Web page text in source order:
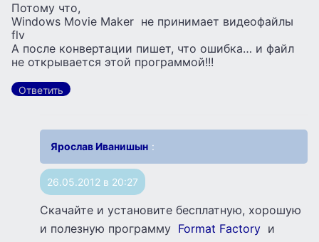
Потому что,
Windows Movie Maker не принимает видеофайлы
flv
А после конвертации пишет, что ошибка… и файл
не открывается этой программой!!!
Ответить
Ярослав Иванишын :
26.05.2012 в 20:27
Скачайте и установите бесплатную, хорошую
и полезную программу Format Factory и